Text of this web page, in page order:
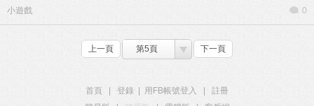
小遊戲 0
上一頁 第5頁 下一頁
首頁 登錄 用FB帳號登入
註冊